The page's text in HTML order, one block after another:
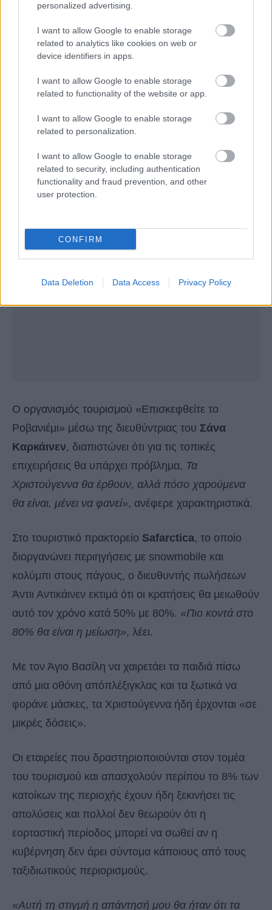
personalized advertising.
I want to allow Google to enable storage
related to analytics like cookies on web or
device identifiers in apps.
I want to allow Google to enable storage
related to functionality of the website or app.
I want to allow Google to enable storage
related to personalization.
I want to allow Google to enable storage
related to security, including authentication
functionality and fraud prevention, and other
user protection.
CONFIRM
Data Deletion Data Access Privacy Policy
Ο οργανισμός τουρισμού «Επισκεφθείτε το
Ροβανιέμι» μέσω της διευθύντριας του Σάνα
Καρκάινεν, διαπιστώνει ότι για τις τοπικές
επιχειρήσεις θα υπάρχει πρόβλημα, Τα
Χριστούγεννα θα έρθουν, αλλά πόσο χαρούμενα
θα είναι, μένει να φανεί», ανέφερε χαρακτηριστικά.
Στο τουριστικό πρακτορείο Safarctica, το οποίο
διοργανώνει περιηγήσεις με snowmobile και
κολύμπι στους πάγους, ο διευθυντής πωλήσεων
Άντιι Αντικάινεν εκτιμά ότι οι κρατήσεις θα μειωθούν
αυτό τον χρόνο κατά 50% με 80%. «Πιο κοντά στο
80% θα είναι η μείωση», λέει.
Με τον Άγιο Βασίλη να χαιρετάει τα παιδιά πίσω
από μια οθόνη απόπλέξιγκλας και τα ξωτικά να
φοράνε μάσκες, τα Χριστούγεννα ήδη έρχονται «σε
μικρές δόσεις».
Οι εταιρείες που δραστηριοποιούνται στον τομέα
του τουρισμού και απασχολούν περίπου το 8% των
κατοίκων της περιοχής έχουν ήδη ξεκινήσει τις
απολύσεις και πολλοί δεν θεωρούν ότι η
εορταστική περίοδος μπορεί να σωθεί αν η
κυβέρνηση δεν άρει σύντομα κάποιους από τους
ταξιδιωτικούς περιορισμούς.
«Αυτή τη στιγμή η απάντησή μου θα ήταν ότι τα